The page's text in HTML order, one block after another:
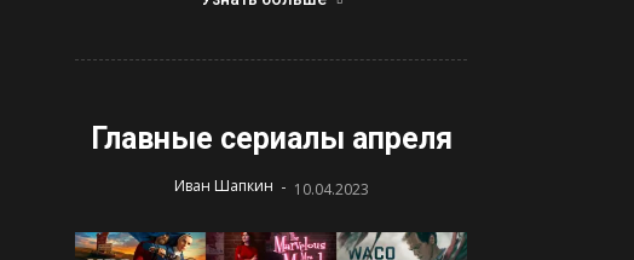
Главные сериалы апреля
Иван Шапкин - 10.04.2023